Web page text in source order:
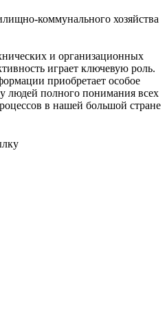
коммунального хозяйства
и организационных
играет ключевую роль.
приобретает особое
людей полного понимания всех
в нашей большой стране